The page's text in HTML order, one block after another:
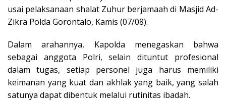
usai pelaksanaan shalat Zuhur berjamaah di Masjid Ad-
Zikra Polda Gorontalo, Kamis (07/08).
Dalam arahannya, Kapolda menegaskan bahwa
sebagai anggota Polri, selain dituntut profesional
dalam tugas, setiap personel juga harus memiliki
keimanan yang kuat dan akhlak yang baik, yang salah
satunya dapat dibentuk melalui rutinitas ibadah.